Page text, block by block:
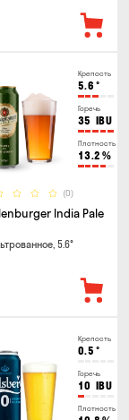
Крепость
5.6 °
Горечь
35 IBU
Плотность
13.2 %
(0)
India Pale
5.6°
Крепость
0.5 °
Горечь
10 IBU
Плотность